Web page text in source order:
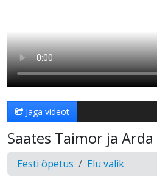
Jaga videot
Saates Taimor ja
Eesti õpetus Elu valik